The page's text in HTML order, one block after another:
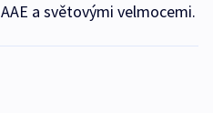
a světovými velmocemi.